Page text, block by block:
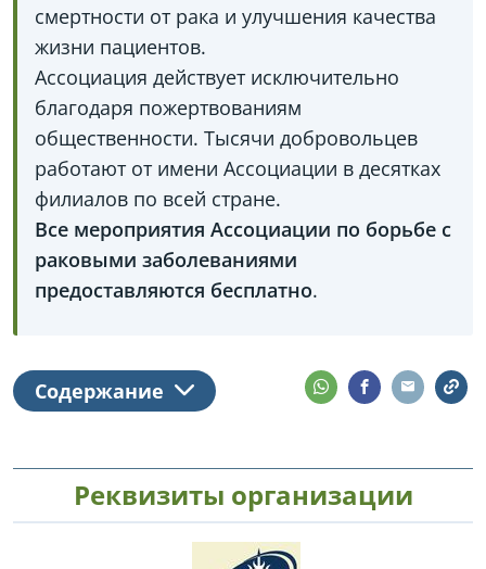
смертности от рака и улучшения качества
жизни пациентов.
Ассоциация действует исключительно
благодаря пожертвованиям
общественности. Тысячи добровольцев
работают от имени Ассоциации в десятках
филиалов по всей стране.
Все мероприятия Ассоциации по борьбе с
раковыми заболеваниями
предоставляются бесплатно.
Содержание
Реквизиты организации